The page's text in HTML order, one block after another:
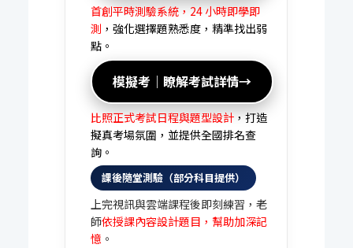
首創平時測驗系統，24 小時即學即
測 ，強化選擇題熟悉度，精準找出弱
點。
模擬考｜瞭解考試詳情→
比照正式考試日程與題型設計 ，打造
擬真考場氛圍，並提供全國排名查
詢。
課後隨堂測驗（部分科目提供）
上完視訊與雲端課程後即刻練習，老
師依授課內容設計題目，幫助加深記
憶 。